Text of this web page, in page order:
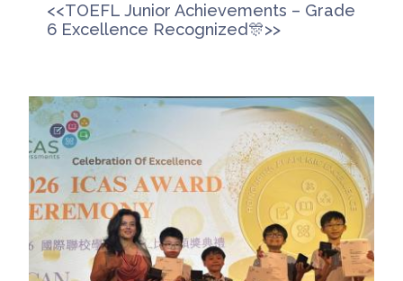
<<TOEFL Junior Achievements – Grade
6 Excellence Recognized🎊>>